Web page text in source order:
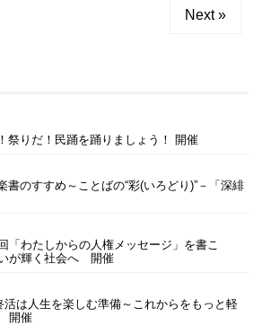
Next »
祭りだ！民踊を踊りましょう！ 開催
書のすすめ～ことばの“彩(いろどり)”－「深緋
「わたしからの人権メッセージ」を書こ
が輝く社会へ 開催
活は人生を楽しむ準備～これからをもっと軽
開催